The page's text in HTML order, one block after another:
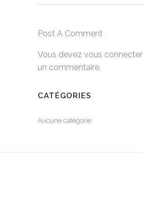
Post A Comment
Vous devez vous connecter
un commentaire.
CATÉGORIES
Aucune catégorie